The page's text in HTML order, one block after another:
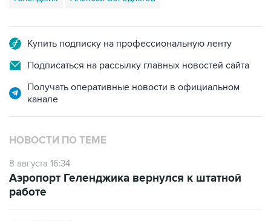
Купить подписку на профессиональную ленту
Подписаться на рассылку главных новостей сайта
Получать оперативные новости в официальном
канале
НОВОСТИ ПО ТЕМЕ
8 августа 16:34
Аэропорт Геленджика вернулся к штатной
работе